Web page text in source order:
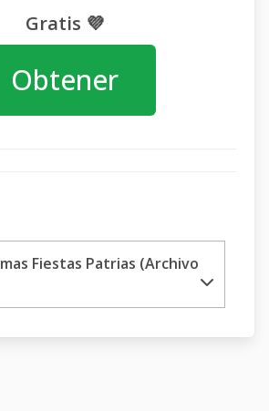
Gratis 💜
Obtener
Fiestas Patrias (Archivo